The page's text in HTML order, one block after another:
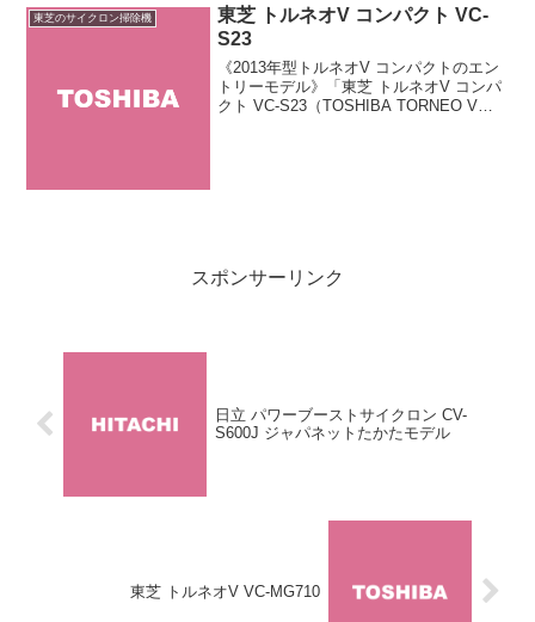
東芝のサイクロン掃除機
東芝 トルネオV コンパクト VC-
S23
《2013年型トルネオV コンパクトのエン
トリーモデル》「東芝 トルネオV コンパ
クト VC-S23（TOSHIBA TORNEO V
スポンサーリンク
日立 パワーブーストサイクロン CV-
S600J ジャパネットたかたモデル
東芝 トルネオV VC-MG710